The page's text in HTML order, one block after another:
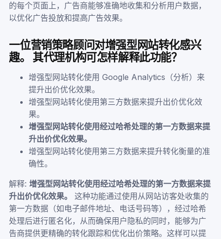
的每个页面上，广告商能够准确地收集和分析用户数据，
以优化广告投放和提高广告效果。
一位营销策略顾问对增强型网站转化感兴
趣。 其代理机构可怎样解释此功能？
增强型网站转化使用 Google Analytics（分析）来
提升出价优化效果。
增强型网站转化使用第三方数据来提升出价优化效
果。
增强型网站转化使用经过哈希处理的第一方数据来提
升出价优化效果。
增强型网站转化使用第三方数据来提升转化衡量的准
确性。
解释:增强型网站转化使用经过哈希处理的第一方数据来提
升出价优化效果。
这种功能通过使用从网站访客处收集的
第一方数据（如电子邮件地址、电话号码等），经过哈希
处理后进行匿名化，从而确保用户隐私的同时，能够为广
告商提供更精确的转化跟踪和优化出价策略。这样可以提